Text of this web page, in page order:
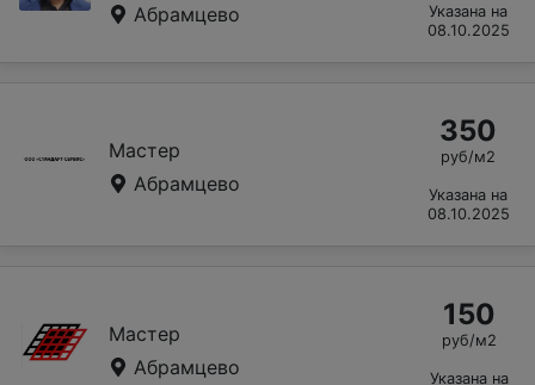
Абрамцево
Указана на
08.10.2025
Мастер
Абрамцево
350
руб/м2
Указана на
08.10.2025
Мастер
Абрамцево
150
руб/м2
Указана на